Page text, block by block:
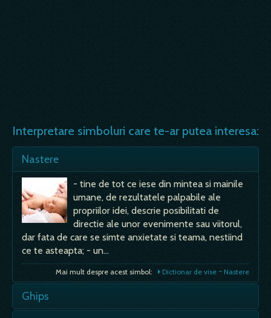
Interpretare simboluri care te-ar putea interesa:
Nastere
- tine de tot ce iese din mintea si mainile
umane, de rezultatele palpabile ale
propriilor idei, descrie posibilitati de
directie ale unor evenimente sau viitorul,
dar fata de care se simte anxietate si teama, nestiind
ce te asteapta; - un…
Mai mult despre acest simbol: Dictionar de vise ~ Nastere
Ghips